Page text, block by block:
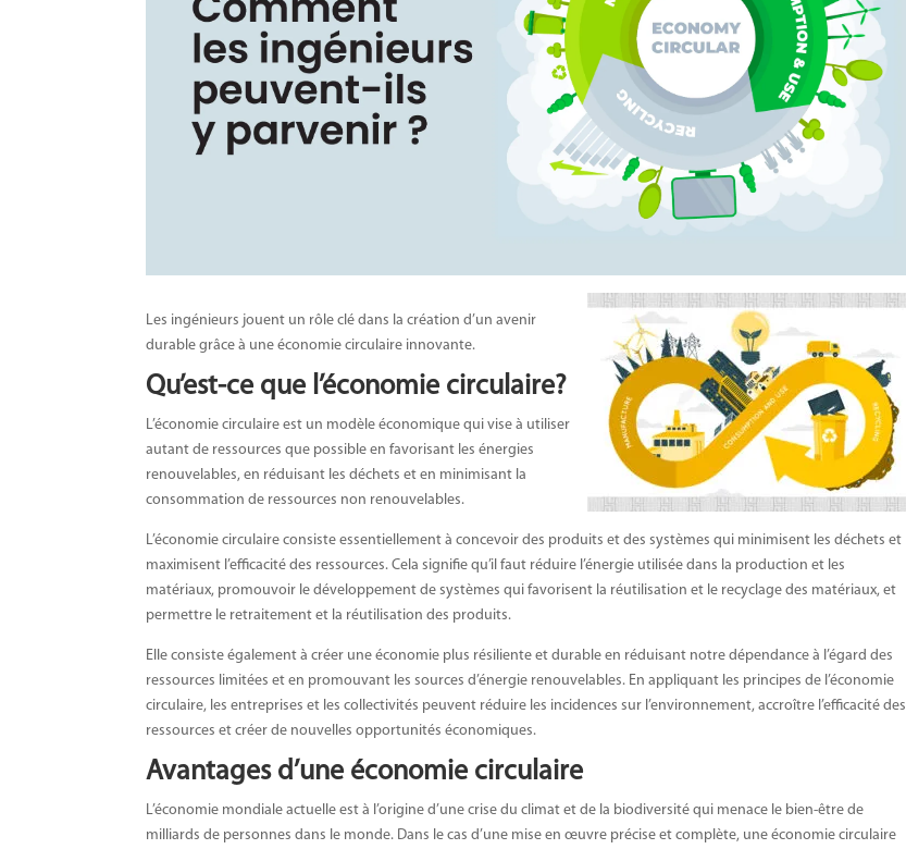
Les ingénieurs jouent un rôle clé dans la création d’un avenir
durable grâce à une économie circulaire innovante.
Qu’est-ce que l’économie circulaire?
L’économie circulaire est un modèle économique qui vise à utiliser
autant de ressources que possible en favorisant les énergies
renouvelables, en réduisant les déchets et en minimisant la
consommation de ressources non renouvelables.
L’économie circulaire consiste essentiellement à concevoir des produits et des systèmes qui minimisent les déchets et
maximisent l’efficacité des ressources. Cela signifie qu’il faut réduire l’énergie utilisée dans la production et les
matériaux, promouvoir le développement de systèmes qui favorisent la réutilisation et le recyclage des matériaux, et
permettre le retraitement et la réutilisation des produits.
Elle consiste également à créer une économie plus résiliente et durable en réduisant notre dépendance à l’égard des
ressources limitées et en promouvant les sources d’énergie renouvelables. En appliquant les principes de l’économie
circulaire, les entreprises et les collectivités peuvent réduire les incidences sur l’environnement, accroître l’efficacité des
ressources et créer de nouvelles opportunités économiques.
Avantages d’une économie circulaire
L’économie mondiale actuelle est à l’origine d’une crise du climat et de la biodiversité qui menace le bien-être de
milliards de personnes dans le monde. Dans le cas d’une mise en œuvre précise et complète, une économie circulaire